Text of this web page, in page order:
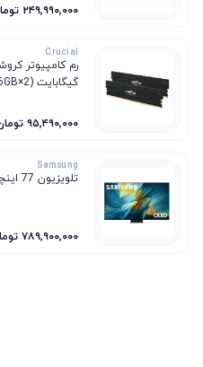
۲۴۹٬۹۹۰٬۰۰۰ تومان
Crucial
گیگابایت (2×16GB) فرکانس 6000MHz تایمینگ CL36
۹۵٬۴۹۰٬۰۰۰ تومان
Samsung
تلویزیون 77 اینچی سامسونگ S95F
۷۸۹٬۹۰۰٬۰۰۰ تومان